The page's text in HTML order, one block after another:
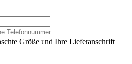
Größe und Ihre Lieferanschrift